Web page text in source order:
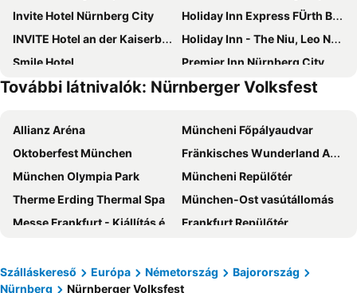
Invite Hotel Nürnberg City
Holiday Inn Express FÜrth By Ihg
INVITE Hotel an der Kaiserburg
Holiday Inn - The Niu, Leo Nuremberg By Ihg
Smile Hotel
Premier Inn Nürnberg City Nordost
1, 2, sleep Hostel Nürnberg Messe
Hotel Hamburg
Seminaris Hotel Nürnberg
Centro Hotel Nurnberg, Trademark Collection by Wyndham
B&B Hotel Nürnberg-Hbf
ibis Nuernberg Hauptbahnhof
Europa Hotel Fürth
Fuerther Hotel Mercure Nuernberg West
ibis Nuernberg Altstadt
Garner Hotel Erlangen Süd By Ihg
Hampton by Hilton Nuremberg City Centre
Best Western Hotel Nürnberg City West
Hotel Central City Hbf Nürnberg
Hotel Centro Fürth Nürnberg
További látnivalók: Nürnberger Volksfest
Allianz Aréna
Müncheni Főpályaudvar
Oktoberfest München
Fränkisches Wunderland Amusement Park
München Olympia Park
Müncheni Repülőtér
Therme Erding Thermal Spa
München-Ost vasútállomás
Messe Frankfurt - Kiállítás és Vásár
Frankfurt Repülőtér
Frankfurt Főpályaudvar
Schwabing városrész
Szálláskereső Európa Németország
Bajorország
Nürnberg
Nürnberger Volksfest